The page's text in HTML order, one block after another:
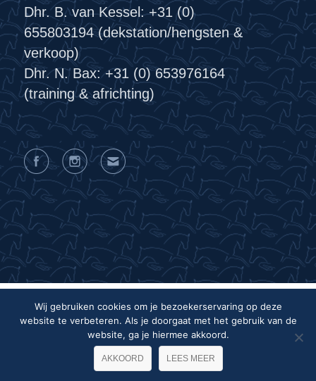
Dhr. B. van Kessel: +31 (0)
655803194 (dekstation/hengsten &
verkoop)
Dhr. N. Bax: +31 (0) 653976164
(training & africhting)
Privacyverklaring
Algemene voorwaarden
Wij gebruiken cookies om je bezoekerservaring op deze
website te verbeteren. Als je doorgaat met het gebruik van de
website, ga je hiermee akkoord.
AKKOORD LEES MEER